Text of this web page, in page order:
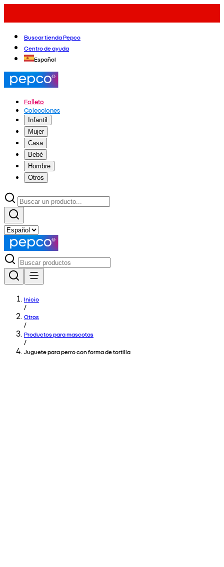
Buscar tienda Pepco
Centro de ayuda
Español
Folleto
Colecciones
Infantil
Mujer
Casa
Bebé
Hombre
Otros
Inicio
/
Otros
/
Productos para mascotas
/
Juguete para perro con forma de tortilla